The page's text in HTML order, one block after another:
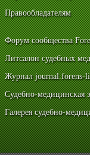
Правообладателям
Форум сообщества
Литсалон судебных
Журнал journal.forens-
Судебно-медицинская
Галерея судебно-